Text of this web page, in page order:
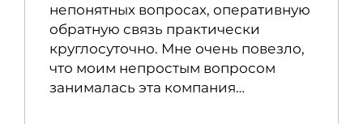
непонятных вопросах, оперативную
обратную связь практически
круглосуточно. Мне очень повезло,
что моим непростым вопросом
занималась эта компания…